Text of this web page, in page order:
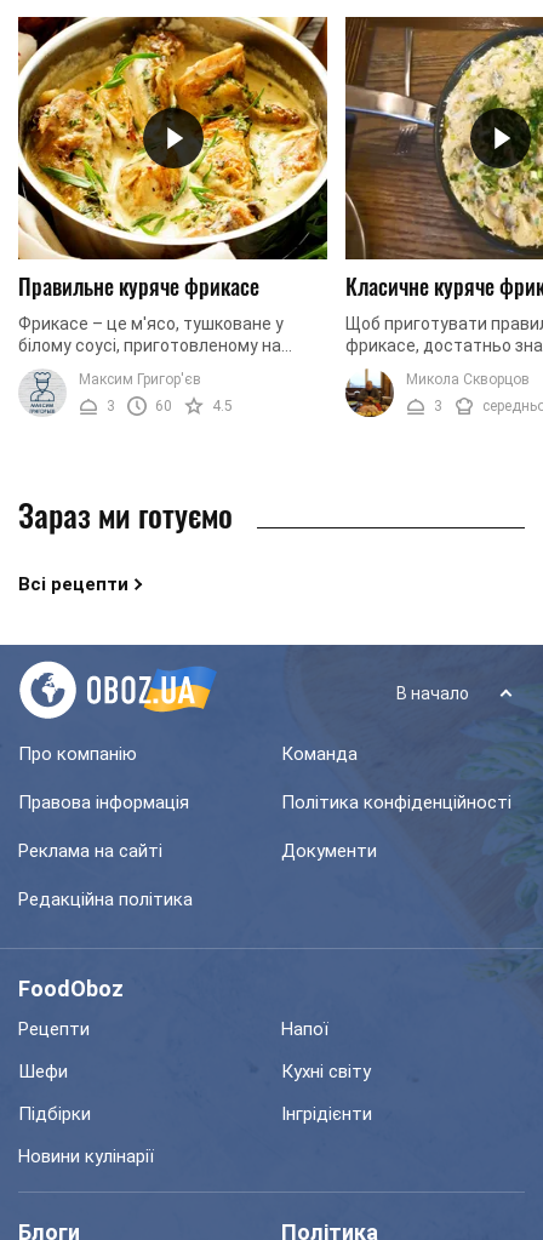
Правильне куряче фрикасе
Фрикасе – це м'ясо, тушковане у
білому соусі, приготовленому на
основі жирних вершків. Деякі кухарі
додають у білий соус вино, прянощі
та борошно. ...
Максим Григор'єв
3
60 4.5
Класичне куряче
Щоб приготувати
фрикасе, достатньо
важливих моментів.
обов'язково потрібно
жиру та плівок. ...
Микола Скворцов
3
Зараз ми готуємо
Всі рецепти
В начало
Про компанію Команда
Правова інформація Політика конфіденційності
Реклама на сайті Документи
Редакційна політика
FoodOboz
Рецепти
Напої
Шефи
Кухні світу
Підбірки
Інгрідієнти
Новини кулінарії
Блоги Політика